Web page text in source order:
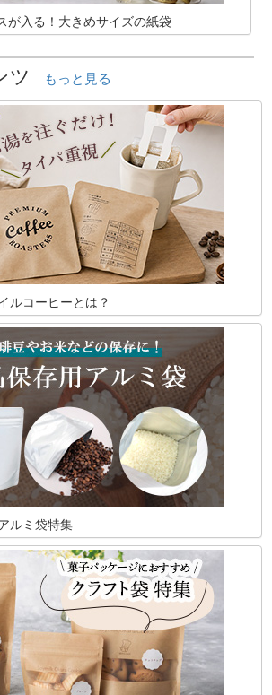
が入る！大きめサイズの紙袋
ツ もっと見る
ルコーヒーとは？
ルミ袋特集